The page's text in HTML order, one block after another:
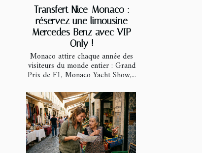
Transfert Nice-Monaco :
réservez une limousine
Mercedes Benz avec VIP
Only !
Monaco attire chaque année des
visiteurs du monde entier : Grand
Prix de F1, Monaco Yacht Show,...